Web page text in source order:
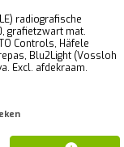
radiografische
grafietzwart mat.
Controls, Häfele
Blu2Light (Vossloh
Excl. afdekraam.